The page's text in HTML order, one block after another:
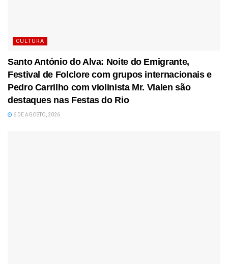
CULTURA
Santo António do Alva: Noite do Emigrante,
Festival de Folclore com grupos internacionais e
Pedro Carrilho com violinista Mr. Vlalen são
destaques nas Festas do Rio
6 DE AGOSTO, 2026